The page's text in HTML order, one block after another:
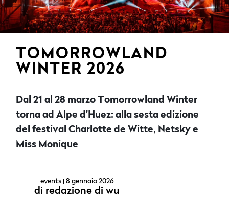
TOMORROWLAND
WINTER 2026
Dal 21 al 28 marzo Tomorrowland Winter
torna ad Alpe d’Huez: alla sesta edizione
del festival Charlotte de Witte, Netsky e
Miss Monique
events| 8 gennaio 2026
di redazione di wu